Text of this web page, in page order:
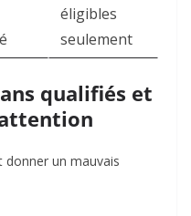
éligibles
seulement
qualifiés et
un mauvais